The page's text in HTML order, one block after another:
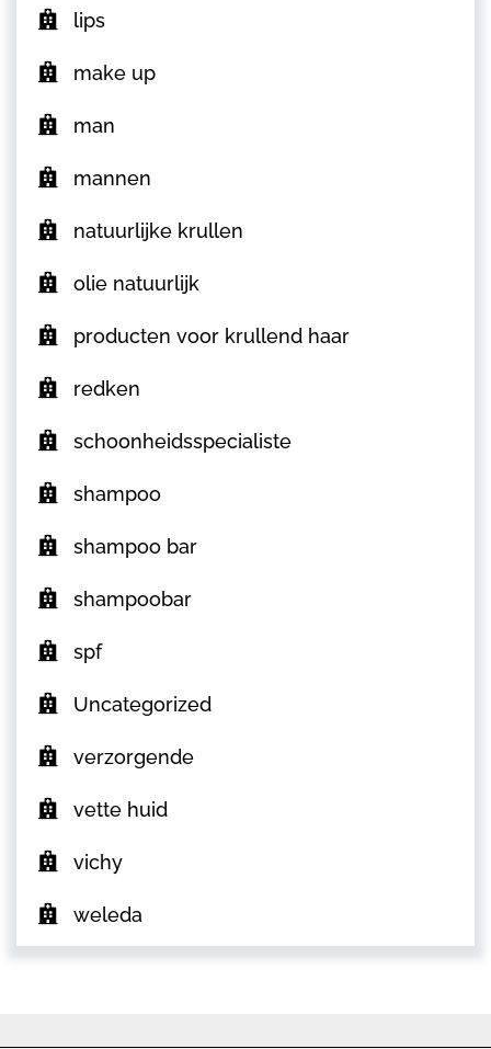
lips
make up
man
mannen
natuurlijke krullen
olie natuurlijk
producten voor krullend haar
redken
schoonheidsspecialiste
shampoo
shampoo bar
shampoobar
spf
Uncategorized
verzorgende
vette huid
vichy
weleda